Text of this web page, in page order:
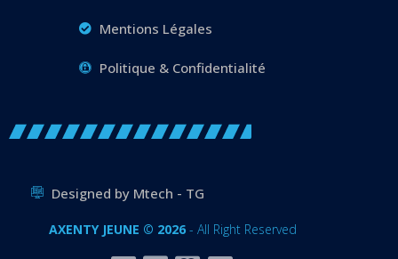
Mentions Légales
Politique & Confidentialité
Designed by Mtech - TG
AXENTY JEUNE © 2026- All Right Reserved